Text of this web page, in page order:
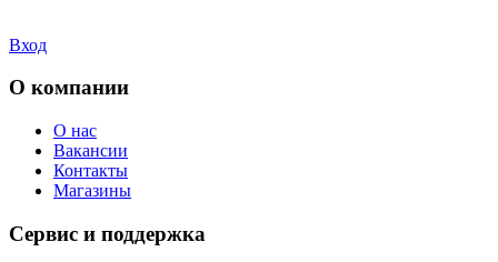
Вход
О компании
О нас
Вакансии
Контакты
Магазины
Сервис и поддержка